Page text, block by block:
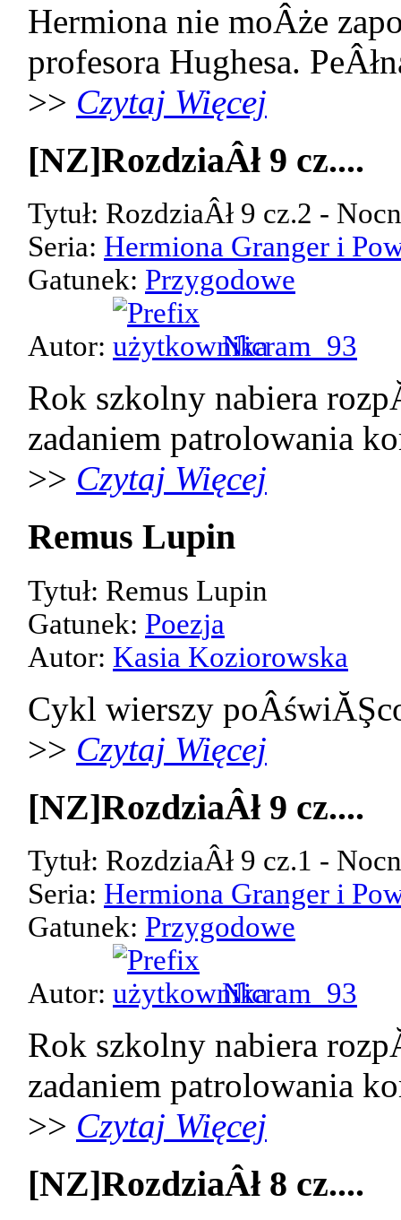
Hermiona nie moÂże
profesora Hughesa.
>> Czytaj Więcej
[NZ]RozdziaÂł 9 cz....
Tytuł: RozdziaÂł 9 cz.2 -
Seria: Hermiona Granger i
Gatunek: Przygodowe
Autor: Nicram_93
Rok szkolny nabiera
zadaniem patrolowania
>> Czytaj Więcej
Remus Lupin
Tytuł: Remus Lupin
Gatunek: Poezja
Autor: Kasia Koziorowska
Cykl wierszy
>> Czytaj Więcej
[NZ]RozdziaÂł 9 cz....
Tytuł: RozdziaÂł 9 cz.1 -
Seria: Hermiona Granger i
Gatunek: Przygodowe
Autor: Nicram_93
Rok szkolny nabiera
zadaniem patrolowania
>> Czytaj Więcej
[NZ]RozdziaÂł 8 cz....